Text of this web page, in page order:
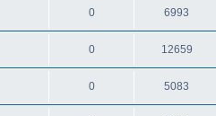
0 6993
0 12659
0 5083